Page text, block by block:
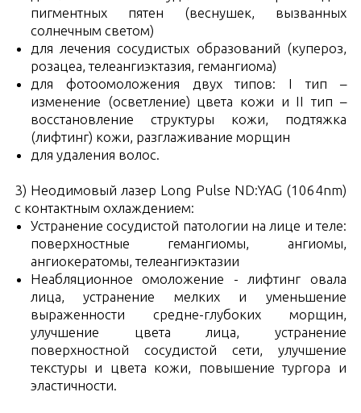
пигментных пятен (веснушек, вызванных
солнечным светом)
для лечения сосудистых образований (купероз,
розацеа, телеангиэктазия, гемангиома)
для фотоомоложения двух типов: I тип –
изменение (осветление) цвета кожи и II тип –
восстановление структуры кожи, подтяжка
(лифтинг) кожи, разглаживание морщин
для удаления волос.
3) Неодимовый лазер Long Pulse ND:YAG (1064nm)
с контактным охлаждением:
Устранение сосудистой патологии на лице и теле:
поверхностные гемангиомы, ангиомы,
ангиокератомы, телеангиэктазии
Неабляционное омоложение - лифтинг овала
лица, устранение мелких и уменьшение
выраженности средне-глубоких морщин,
улучшение цвета лица, устранение
поверхностной сосудистой сети, улучшение
текстуры и цвета кожи, повышение тургора и
эластичности.